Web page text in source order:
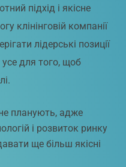
підхід і якісне
клінінговій компанії
лідерські позиції
для того, щоб
планують, адже
і розвиток ринку
ще більш якісні